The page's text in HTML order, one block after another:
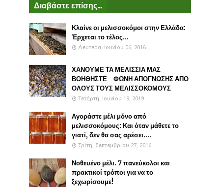
Διαβάστε επίσης...
Κλαίνε οι μελισσοκόμοι στην Ελλάδα:
Έρχεται το τέλος...
Δευτέρα, Ιουνίου 06, 2016
ΧΑΝΟΥΜΕ ΤΑ ΜΕΛΙΣΣΙΑ ΜΑΣ
ΒΟΗΘΗΣΤΕ - ΦΩΝΗ ΑΠΟΓΝΩΣΗΣ ΑΠΟ
ΟΛΟΥΣ ΤΟΥΣ ΜΕΛΙΣΣΟΚΟΜΟΥΣ
Τετάρτη, Ιουνίου 19, 2019
Αγοράστε μέλι μόνο από
μελισσοκόμους: Και όταν μάθετε το
γιατί, δεν θα σας αρέσει....
Τρίτη, Σεπτεμβρίου 27, 2016
Νοθευένο μέλι. 7 πανεύκολοι και
πρακτικοί τρόποι για να το
ξεχωρίσουμε!